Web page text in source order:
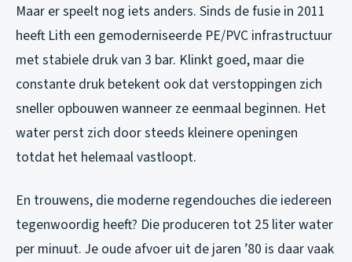
Maar er speelt nog iets anders. Sinds de fusie in 2011
heeft Lith een gemoderniseerde PE/PVC infrastructuur
met stabiele druk van 3 bar. Klinkt goed, maar die
constante druk betekent ook dat verstoppingen zich
sneller opbouwen wanneer ze eenmaal beginnen. Het
water perst zich door steeds kleinere openingen
totdat het helemaal vastloopt.
En trouwens, die moderne regendouches die iedereen
tegenwoordig heeft? Die produceren tot 25 liter water
per minuut. Je oude afvoer uit de jaren ’80 is daar vaak